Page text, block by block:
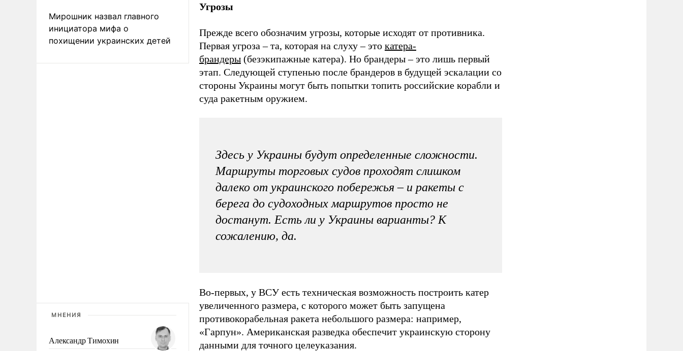
Мирошник назвал главного
инициатора мифа о
похищении украинских детей
МНЕНИЯ
Александр Тимохин
Угрозы
Прежде всего обозначим угрозы, которые исходят от противника.
Первая угроза – та, которая на слуху – это катера-
брандеры (безэкипажные катера). Но брандеры – это лишь первый
этап. Следующей ступенью после брандеров в будущей эскалации со
стороны Украины могут быть попытки топить российские корабли и
суда ракетным оружием.
Здесь у Украины будут определенные сложности.
Маршруты торговых судов проходят слишком
далеко от украинского побережья – и ракеты с
берега до судоходных маршрутов просто не
достанут. Есть ли у Украины варианты? К
сожалению, да.
Во-первых, у ВСУ есть техническая возможность построить катер
увеличенного размера, с которого может быть запущена
противокорабельная ракета небольшого размера: например,
«Гарпун». Американская разведка обеспечит украинскую сторону
данными для точного целеуказания.